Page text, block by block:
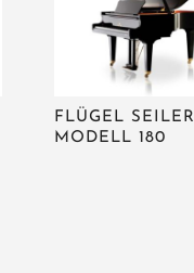
FLÜGEL SEILER
MODELL 180